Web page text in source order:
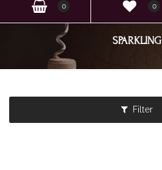
0 0
SPARKLING
Filter